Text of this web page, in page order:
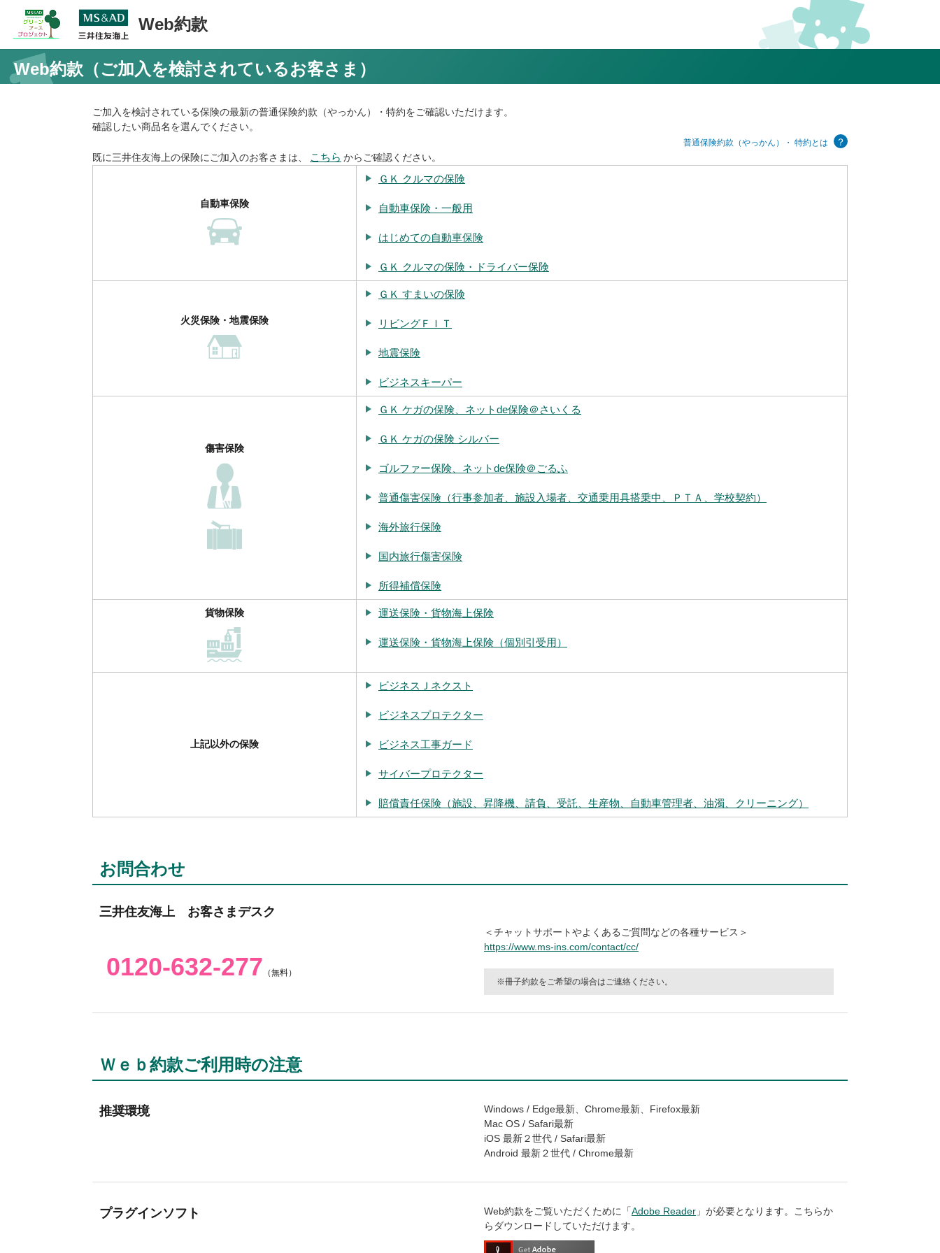
Web約款
Web約款（ご加入を検討されているお客さま）
ご加入を検討されている保険の最新の普通保険約款（やっかん）・特約をご確認いただけます。
確認したい商品名を選んでください。
普通保険約款（やっかん）・ 特約とは
？
既に三井住友海上の保険にご加入のお客さまは、
こちら からご確認ください。
自動車保険
ＧＫ クルマの保険
自動車保険・一般用
はじめての自動車保険
ＧＫ クルマの保険・ドライバー保険
火災保険・地震保険
ＧＫ すまいの保険
リビングＦＩＴ
地震保険
ビジネスキーパー
傷害保険
ＧＫ ケガの保険、ネットde保険＠さいくる
ＧＫ ケガの保険 シルバー
ゴルファー保険、ネットde保険＠ごるふ
普通傷害保険（行事参加者、施設入場者、交通乗用具搭乗中、ＰＴＡ、学校契約）
海外旅行保険
国内旅行傷害保険
所得補償保険
貨物保険 運送保険・貨物海上保険
運送保険・貨物海上保険（個別引受用）
上記以外の保険
ビジネスＪネクスト
ビジネスプロテクター
ビジネス工事ガード
サイバープロテクター
賠償責任保険（施設、昇降機、請負、受託、生産物、自動車管理者、油濁、クリーニング）
お問合わせ
三井住友海上 お客さまデスク
0120-632-277 （無料）
＜チャットサポートやよくあるご質問などの各種サービス＞
https://www.ms-ins.com/contact/cc/
冊子約款をご希望の場合はご連絡ください。
Ｗｅｂ約款ご利用時の注意
推奨環境
Windows / Edge最新、Chrome最新、Firefox最新
Mac OS / Safari最新
iOS 最新２世代 / Safari最新
Android 最新２世代 / Chrome最新
プラグインソフト Web約款をご覧いただくために「Adobe Reader 」が必要となります。こちらか
らダウンロードしていただけます。